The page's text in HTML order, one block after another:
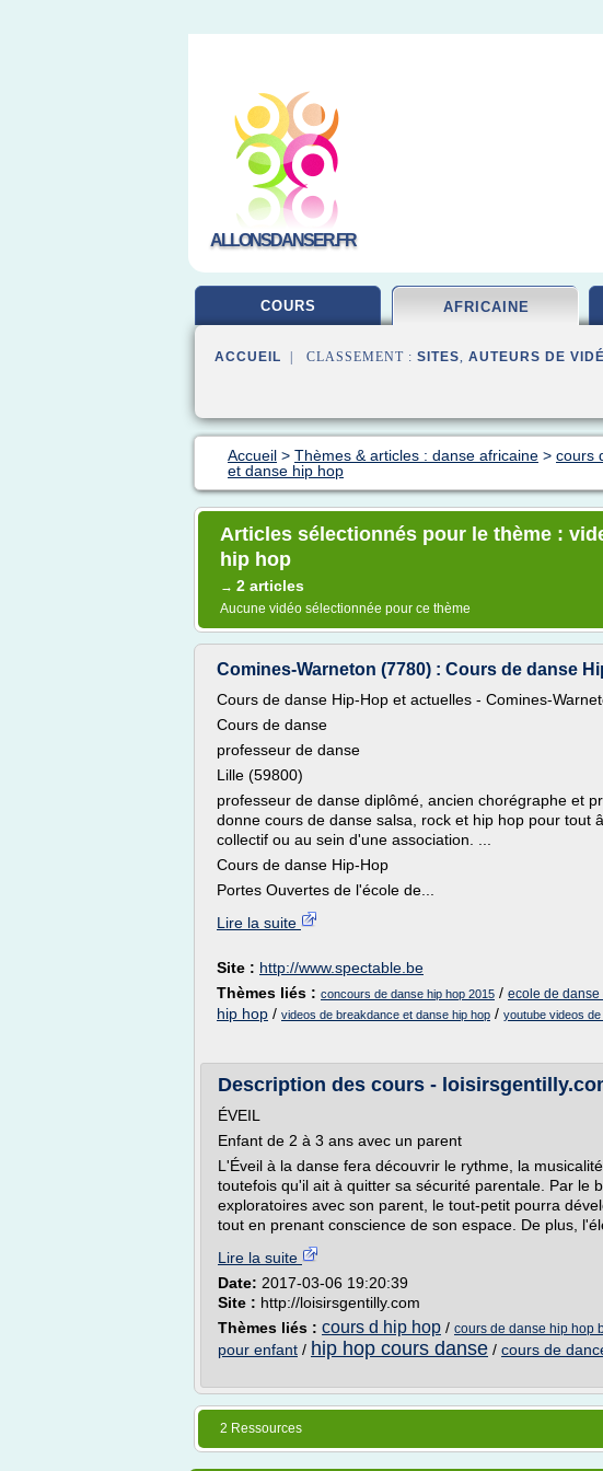
ALLONSDANSER.FR
COURS AFRICAINE
ACCUEIL | CLASSEMENT : SITES, AUTEURS DE
Accueil > Thèmes & articles : danse africaine > cours
et danse hip hop
Articles sélectionnés pour le thème :
hip hop
→ 2 articles
Aucune vidéo sélectionnée pour ce thème
Comines-Warneton (7780) : Cours de danse
Cours de danse Hip-Hop et actuelles - Comines-
Cours de danse
professeur de danse
Lille (59800)
professeur de danse diplômé, ancien chorégraphe et
donne cours de danse salsa, rock et hip hop pour tout
collectif ou au sein d'une association. ...
Cours de danse Hip-Hop
Portes Ouvertes de l'école de...
Lire la suite
Site : http://www.spectable.be
Thèmes liés : concours de danse hip hop 2015 / ecole de
hip hop / videos de breakdance et danse hip hop / youtube videos
Description des cours -
ÉVEIL
Enfant de 2 à 3 ans avec un parent
L'Éveil à la danse fera découvrir le rythme, la
toutefois qu'il ait à quitter sa sécurité parentale. Par le
exploratoires avec son parent, le tout-petit pourra
tout en prenant conscience de son espace. De plus,
Lire la suite
Date: 2017-03-06 19:20:39
Site : http://loisirsgentilly.com
Thèmes liés : cours d hip hop / cours de danse hip hop
pour enfant / hip hop cours danse / cours de
2 Ressources